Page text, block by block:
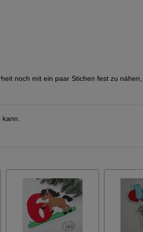
noch mit ein paar Stichen fest zu